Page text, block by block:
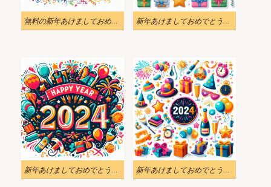
無料の新年あけましておめでとうございます 2024 イラスト 新年あけましておめでとうございます 2024 イラスト PNG ダウンロード
新年あけましておめでとうございます2024イラストダウンロード 新年あけましておめでとうございます 2024 イラスト PNG 画像